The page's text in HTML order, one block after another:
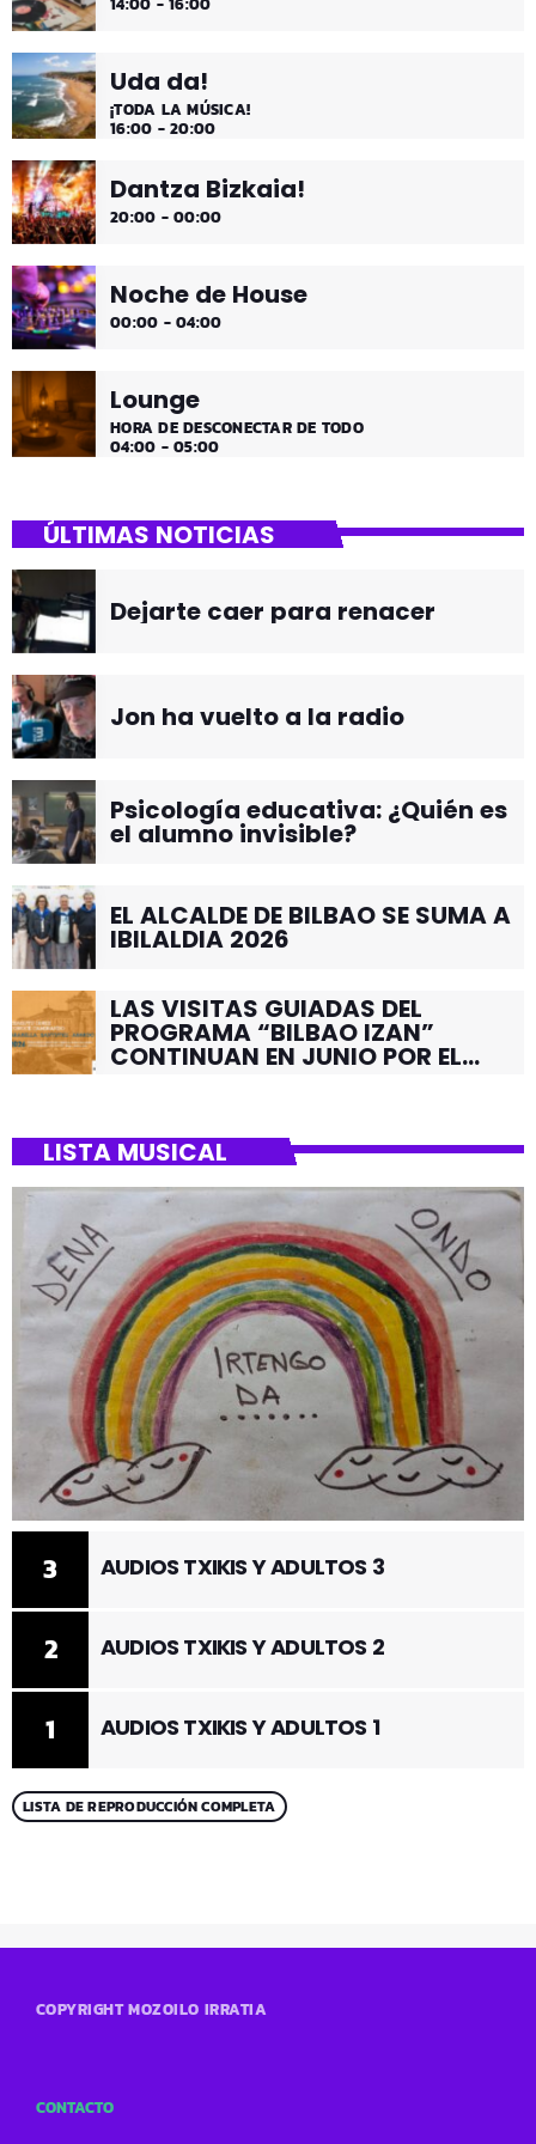
14:00 - 16:00
Uda da!
¡TODA LA MÚSICA!
16:00 - 20:00
Dantza Bizkaia!
20:00 - 00:00
Noche de House
00:00 - 04:00
Lounge
HORA DE DESCONECTAR DE TODO
04:00 - 05:00
ÚLTIMAS NOTICIAS
Dejarte caer para renacer
Jon ha vuelto a la radio
Psicología educativa: ¿Quién es
el alumno invisible?
EL ALCALDE DE BILBAO SE SUMA A
IBILALDIA 2026
LAS VISITAS GUIADAS DEL
PROGRAMA “BILBAO IZAN”
CONTINUAN EN JUNIO POR EL
LISTA MUSICAL
1 AUDIOS TXIKIS Y ADULTOS 1
2 AUDIOS TXIKIS Y ADULTOS 2
3 AUDIOS TXIKIS Y ADULTOS 3
LISTA DE REPRODUCCIÓN COMPLETA
COPYRIGHT MOZOILO IRRATIA
CONTACTO